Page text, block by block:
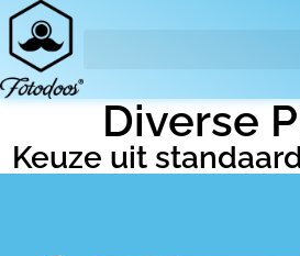
Diverse
Keuze uit